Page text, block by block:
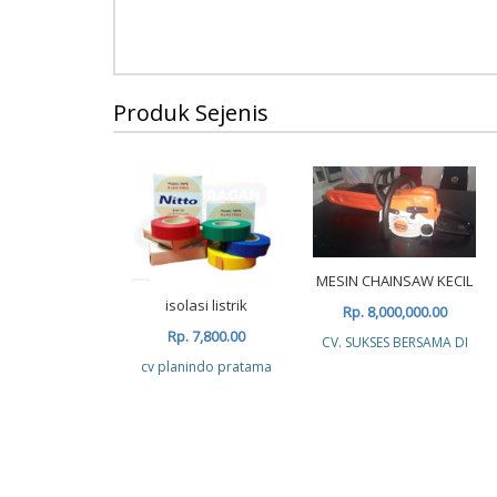
Produk Sejenis
isolasi listrik
Rp. 7,800.00
cv planindo pratama
MESIN CHAINSAW KECIL
Rp. 8,000,000.00
CV. SUKSES BERSAMA DI